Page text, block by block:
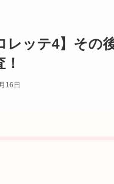
レッテ4】その
16日